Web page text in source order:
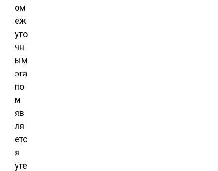
ом
еж
уто
чн
ым
эта
по
м
яв
ля
етс
я
уте